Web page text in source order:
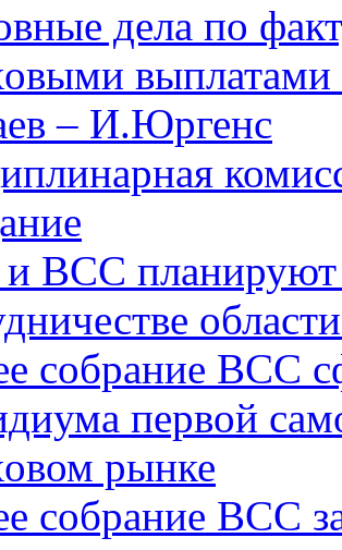
дела по
– И.Юргенс
ВСС планируют
собрание ВСС
первой
рынке
собрание ВСС